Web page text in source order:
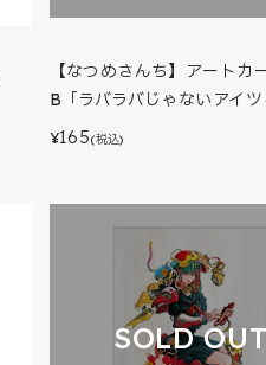
【なつめさんち】アートカ
B「ラバラバじゃないアイ
¥165(税込)
SOLD